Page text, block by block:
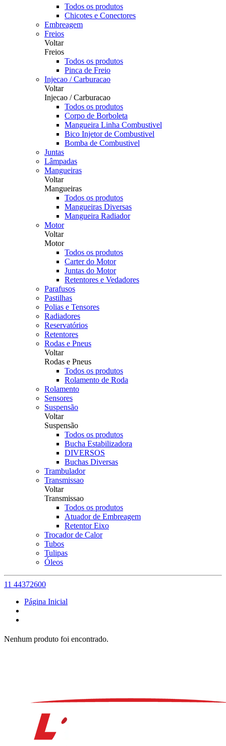
Todos os produtos
Chicotes e Conectores
Embreagem
Freios
Voltar
Freios
Todos os produtos
Pinca de Freio
Injecao / Carburacao
Voltar
Injecao / Carburacao
Todos os produtos
Corpo de Borboleta
Mangueira Linha Combustivel
Bico Injetor de Combustivel
Bomba de Combustivel
Juntas
Lâmpadas
Mangueiras
Voltar
Mangueiras
Todos os produtos
Mangueiras Diversas
Mangueira Radiador
Motor
Voltar
Motor
Todos os produtos
Carter do Motor
Juntas do Motor
Retentores e Vedadores
Parafusos
Pastilhas
Polias e Tensores
Radiadores
Reservatórios
Retentores
Rodas e Pneus
Voltar
Rodas e Pneus
Todos os produtos
Rolamento de Roda
Rolamento
Sensores
Suspensão
Voltar
Suspensão
Todos os produtos
Bucha Estabilizadora
DIVERSOS
Buchas Diversas
Trambulador
Transmissao
Voltar
Transmissao
Todos os produtos
Atuador de Embreagem
Retentor Eixo
Trocador de Calor
Tubos
Tulipas
Óleos
11 44372600
Página Inicial
Nenhum produto foi encontrado.